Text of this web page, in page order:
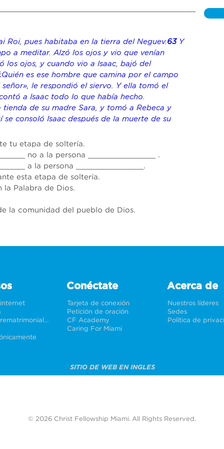
Roi, pues habitaba en la tierra del Neguev. 63 Y
a meditar. Alzó los ojos y vio que venían
los ojos, y cuando vio a Isaac, bajó del
es ese hombre que camina por el campo
señor», le respondió el siervo. Y ella tomó el
a Isaac todo lo que había hecho.
tienda de su madre Sara, y tomó a Rebeca y
se consoló Isaac después de la muerte de su
tu etapa de soltería.
no a la persona
.
a la persona
.
esta etapa de soltería.
la Palabra de Dios.
la comunidad del pueblo de Dios.
Bodas y prematrimoniales
Conéctate
Tarjeta de conexión
Petición de oración
CF Academy
Caring For Miami
Acerca de
Nuestros líderes
Sedes
Política de
SITIO DE WEB EN INGLES
© 2026 Christ Fellowship Miami. All Rights Reserved.